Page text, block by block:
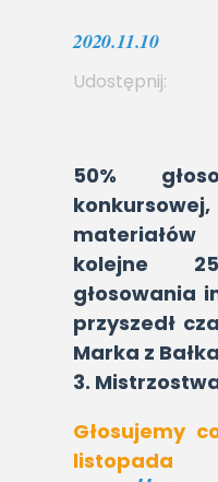
2020.11.10
Udostępnij:
50%
kolejne
głosowania
przyszedł
Marka z
3.
Głosujemy